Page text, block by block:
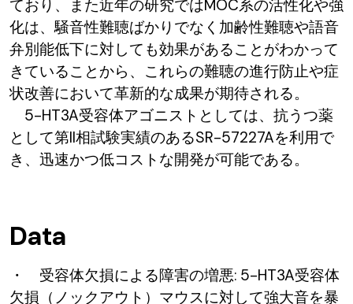
ており、また近年の研究ではMOC系の活性化や強
化は、騒音性難聴ばかりでなく加齢性難聴や語音
弁別能低下に対しても効果があることがわかって
きていることから、これらの難聴の進行防止や症
状改善において革新的な成果が期待される。
5-HT3A受容体アゴニストとしては、抗うつ薬
として第II相試験実績のあるSR-57227Aを利用で
き、迅速かつ低コストな開発が可能である。
Data
・ 受容体欠損による障害の増悪: 5-HT3A受容体
欠損（ノックアウト）マウスに対して強大音を暴